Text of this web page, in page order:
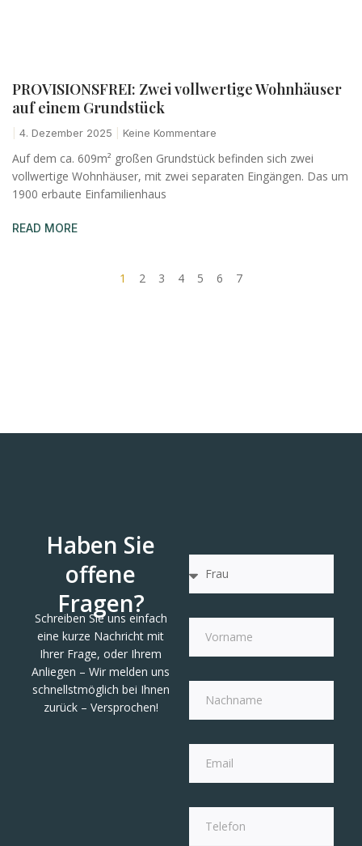
PROVISIONSFREI: Zwei vollwertige Wohnhäuser
auf einem Grundstück
4. Dezember 2025 Keine Kommentare
Auf dem ca. 609m² großen Grundstück befinden sich zwei
vollwertige Wohnhäuser, mit zwei separaten Eingängen. Das um
1900 erbaute Einfamilienhaus
READ MORE
1 2 3 4 5 6 7
Haben Sie
offene
Fragen?
Schreiben Sie uns einfach
eine kurze Nachricht mit
Ihrer Frage, oder Ihrem
Anliegen – Wir melden uns
schnellstmöglich bei Ihnen
zurück – Versprochen!